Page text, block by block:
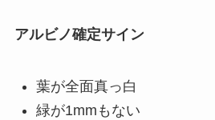
アルビノ確定サイン
葉が全面真っ白
緑が1mmもない